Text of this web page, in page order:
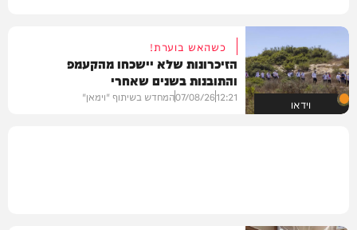
וידאו
כשהאש בוערת!
הזיכרונות שלא יישכחו מהקעמפ
והתובנות בשנים שאחרי
12:21
07/08/26המחדש בשיתוף "וימאן"